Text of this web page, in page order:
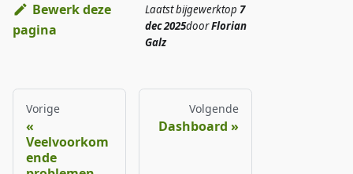
Bewerk deze
pagina
Laatst bijgewerktop 7
dec 2025doorFlorian
Galz
Vorige
Veelvoorkom
ende
Volgende
Dashboard